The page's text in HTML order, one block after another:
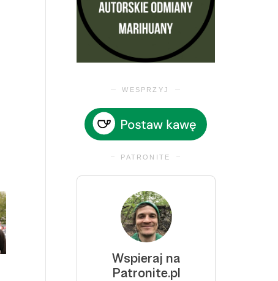
I AKCJA WOLNOKONOPNE
GRAFFITI – WROCŁAW
WESPRZYJ
PATRONITE